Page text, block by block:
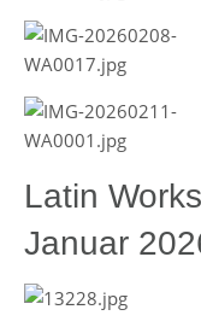
Latin
Januar